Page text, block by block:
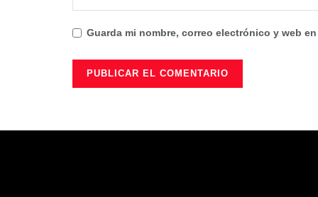
Guarda mi nombre, correo electrónico y web